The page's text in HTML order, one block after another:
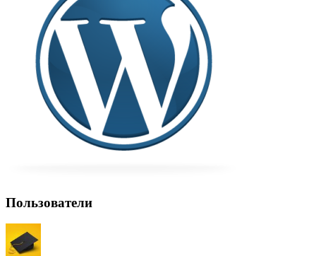
Пользователи